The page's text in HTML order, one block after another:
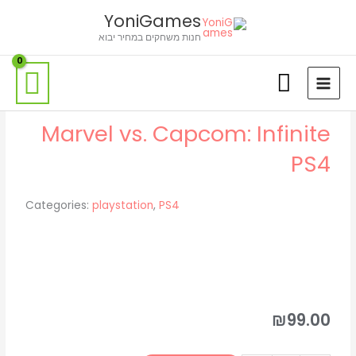
YoniGames
חנות משחקים במחיר יבוא
Marvel vs. Capcom: Infinite
PS4
Categories: playstation,PS4
₪99.00